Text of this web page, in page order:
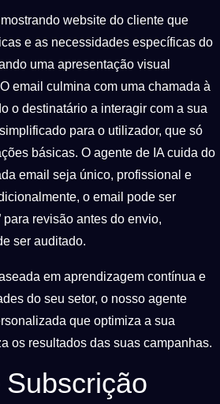
website do cliente que
e as necessidades específicas do
uma apresentação visual
email culmina com uma chamada à
o destinatário a interagir com a sua
para o utilizador, que só
básicas. O agente de IA cuida do
email seja único, profissional e
o email pode ser
para revisão antes do envio,
ser auditado.
em aprendizagem contínua e
do seu setor, o nosso agente
que optimiza a sua
os resultados das suas campanhas.